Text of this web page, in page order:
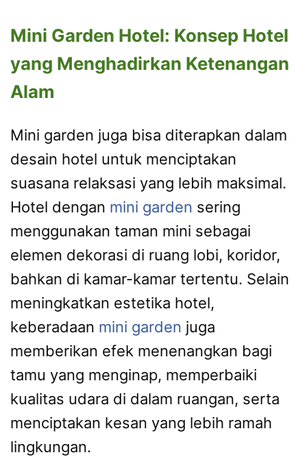
Mini Garden Hotel: Konsep Hotel
yang Menghadirkan Ketenangan
Alam
Mini garden juga bisa diterapkan dalam
desain hotel untuk menciptakan
suasana relaksasi yang lebih maksimal.
Hotel dengan mini garden sering
menggunakan taman mini sebagai
elemen dekorasi di ruang lobi, koridor,
bahkan di kamar-kamar tertentu. Selain
meningkatkan estetika hotel,
keberadaan mini garden juga
memberikan efek menenangkan bagi
tamu yang menginap, memperbaiki
kualitas udara di dalam ruangan, serta
menciptakan kesan yang lebih ramah
lingkungan.